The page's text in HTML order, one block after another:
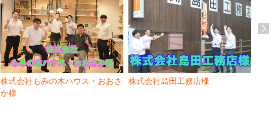
株式会社もみの木ハウス・おおさ
か様
株式会社島田工務店様